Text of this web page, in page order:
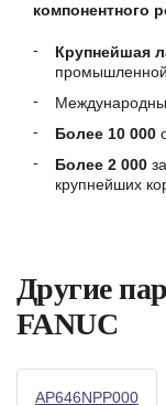
компонентного
Крупнейшая
промышленной
Более 10 000
Более 2 000
крупнейших
Другие
FANUC
AP646NPP000